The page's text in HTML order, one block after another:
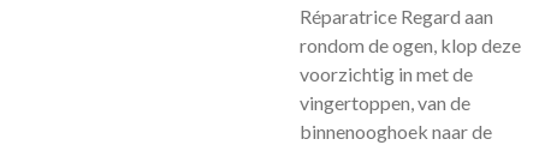
Réparatrice Regard aan
rondom de ogen, klop deze
voorzichtig in met de
vingertoppen, van de
binnenooghoek naar de